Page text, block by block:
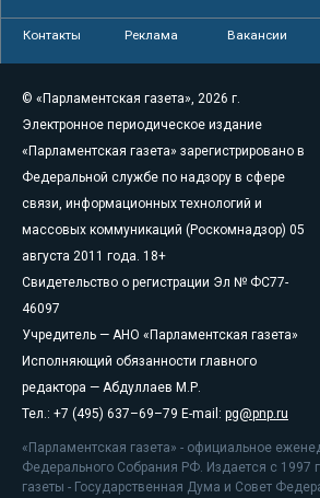
Контакты Реклама Вакансии
© «Парламентская газета», 2026 г.
Электронное периодическое издание
«Парламентская газета» зарегистрировано в
Федеральной службе по надзору в сфере
связи, информационных технологий и
массовых коммуникаций (Роскомнадзор) 05
августа 2011 года. 18+
Свидетельство о регистрации Эл № ФС77-
46097
Учредитель — АНО «Парламентская газета»
Исполняющий обязанности главного
редактора — Абдуллаев М.Р.
Тел.: +7 (495) 637–69–79 E-mail: pg@pnp.ru
«Парламентская газета» - официальное
Федерального Собрания РФ. Издается с 1997
газеты - Государственная Дума и Совет